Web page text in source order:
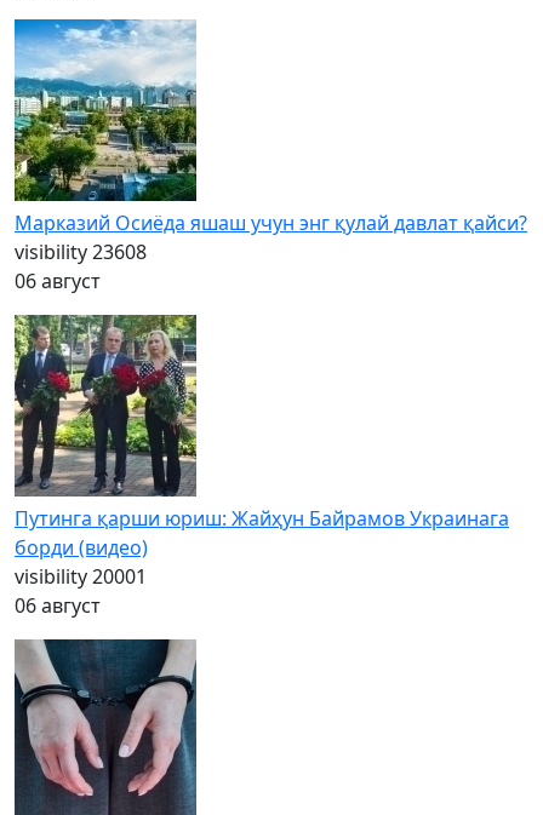
Марказий Осиёда яшаш учун энг қулай давлат қайси?
visibility23608
06 август
Путинга қарши юриш: Жайҳун Байрамов Украинага
борди (видео)
visibility20001
06 август